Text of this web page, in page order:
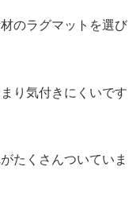
のラグマットを選び
り気付きにくいです
たくさんついていま